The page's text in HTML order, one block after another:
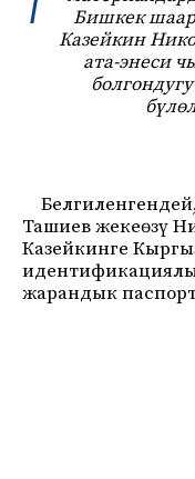
Бишкек
Казейкин
ата-энеси
Ташиев жекеөзү
Казейкинге
жарандык